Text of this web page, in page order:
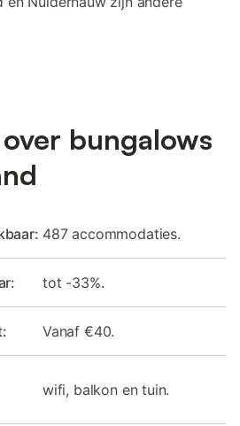
bungalows
487 accommodaties.
tot -33%.
Vanaf €40.
wifi, balkon en tuin.